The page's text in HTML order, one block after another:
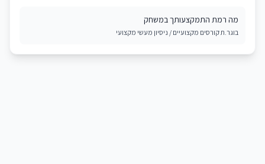
מה רמת התמקצעותך במשחק
בוגר.ת קורסים מקצועיים / ניסיון מעשי מקצועי